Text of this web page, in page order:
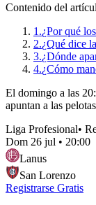
Contenido del
1.¿Por qué
2.¿Qué dice
3.¿Dónde
4.¿Cómo
El domingo a las
apuntan a las
Liga Profesional•
Dom 26 jul • 20:00
Lanus
San Lorenzo
Registrarse Gratis